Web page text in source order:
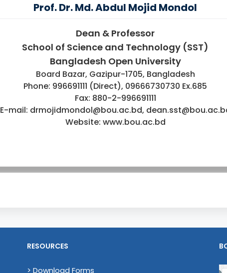
Prof. Dr. Md. Abdul Mojid Mondol
Dean & Professor
School of Science and Technology (SST)
Bangladesh Open University
Board Bazar, Gazipur-1705, Bangladesh
Phone: 996691111 (Direct), 09666730730 Ex.685
Fax: 880-2-996691111
E-mail: drmojidmondol@bou.ac.bd,
Website: www.bou.ac.bd
RESOURCES
> Download Forms